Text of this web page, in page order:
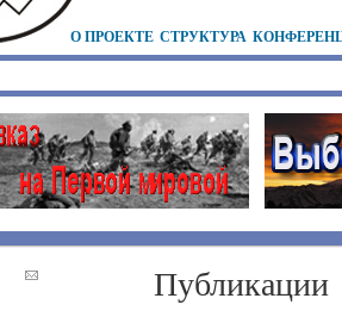
О ПРОЕКТЕ СТРУКТУРА
Публикации